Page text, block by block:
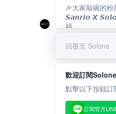
🎉大家敲碗的粉
𝙎𝙖𝙣𝙧𝙞𝙤 𝙓
福
回覆至 Solone
歡迎訂閱
點擊以下按鈕訂
訂閱官方